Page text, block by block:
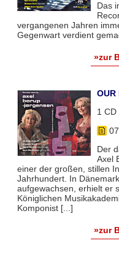
Das
vergangenen Jahren
Gegenwart verdient
»zur
OUR
1 CD
Der
Axel
einer der großen, stillen
Jahrhundert. In
aufgewachsen, erhielt er
Königlichen
Komponist [...]
»zur